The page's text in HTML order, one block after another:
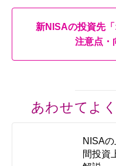
新NISAの投資先
注意点・
あわせてよ
NISA
間投資